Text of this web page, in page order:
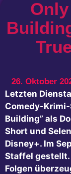
26. Oktober
Letzten
Comedy-
Building” als
Short und
Disney+. Im
Staffel gestellt.
Folgen